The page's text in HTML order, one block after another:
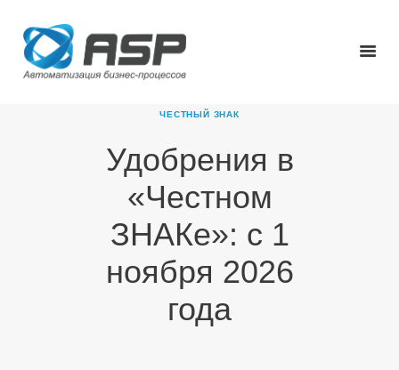
ЧЕСТНЫЙ ЗНАК
Удобрения в
«Честном
ЗНАКе»: с 1
ноября 2026
года
ГЛАВНАЯ
О КОМПАНИИ
ПРОДУКТЫ
НОВОСТИ
КАРЬЕРА